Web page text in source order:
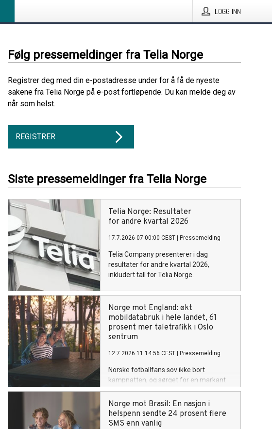
LOGG INN
Følg pressemeldinger fra Telia Norge
Registrer deg med din e-postadresse under for å få de nyeste
sakene fra Telia Norge på e-post fortløpende. Du kan melde deg av
når som helst.
REGISTRER
Siste pressemeldinger fra Telia Norge
Telia Norge: Resultater
for andre kvartal 2026
17.7.2026 07:00:00 CEST Pressemelding
Telia Company presenterer i dag
resultater for andre kvartal 2026,
inkludert tall for Telia Norge.
Norge mot England: økt
mobildatabruk i hele landet, 61
prosent mer taletrafikk i Oslo
sentrum
12.7.2026 11:14:56 CEST Pressemelding
Norske fotballfans sov ikke bort
kampnatten, og sørget for en markant
økning i bruk av mobildata under Norges
kvartfinalekamp mot England i Miami
lørdag kveld. Sammenlignet med forrige
lørdag økte datatrafikken med 26
Norge mot Brasil: En nasjon i
helspenn sendte 24 prosent flere
SMS enn vanlig